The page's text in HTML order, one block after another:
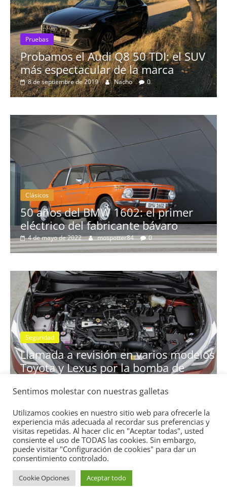
SUV
Pruebas
El Seat León 1.6 TDI 115cv a
16 de agosto de 2019 mospotter84 0
Clásicos
La serie 300 de Peugeot
3 de febrero de 2022 mospotter84
modelos
de
Seguridad
Llamada a revisión en los
Clase A y GLB con cambio
7G-DCT
11 de diciembre de 2020 mospotter84
Copyright © 2026Academia del Motor
reservados.
Tema:ColorMagpor ThemeGrill. Funciona con
Sentimos molestar con nuestras galletas
Utilizamos cookies en nuestro sitio web para ofrecerle la
experiencia más adecuada al recordar sus preferencias y
visitas repetidas. Al hacer clic en "Aceptar todas", usted
consiente el uso de TODAS las cookies. Sin embargo,
puede visitar "Configuración de cookies" para dar un
consentimiento controlado.
Cookie Opciones Aceptar todo